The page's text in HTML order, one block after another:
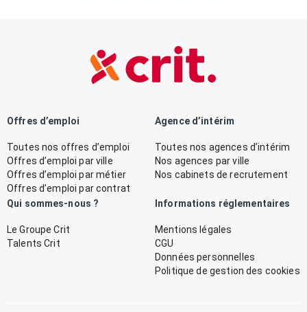
Offres d’emploi
Toutes nos offres d’emploi
Offres d’emploi par ville
Offres d’emploi par métier
Offres d’emploi par contrat
Agence d’intérim
Toutes nos agences d’intérim
Nos agences par ville
Nos cabinets de recrutement
Qui sommes-nous ?
Le Groupe Crit
Talents Crit
Informations réglementaires
Mentions légales
CGU
Données personnelles
Politique de gestion des cookies